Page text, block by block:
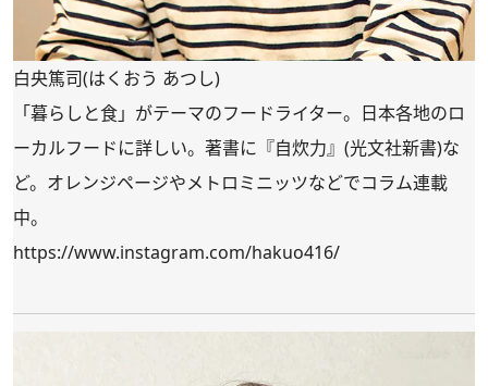
白央篤司(はくおう あつし)
「暮らしと食」がテーマのフードライター。日本各地のロ
ーカルフードに詳しい。著書に『自炊力』(光文社新書)な
ど。オレンジページやメトロミニッツなどでコラム連載
中。
https://www.instagram.com/hakuo416/